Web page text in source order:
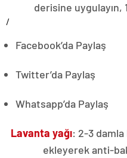
derisine uygulayın,
/
Facebook’da Paylaş
Twitter’da Paylaş
Whatsapp’da Paylaş
Lavanta yağı: 2-3 damla
ekleyerek anti-